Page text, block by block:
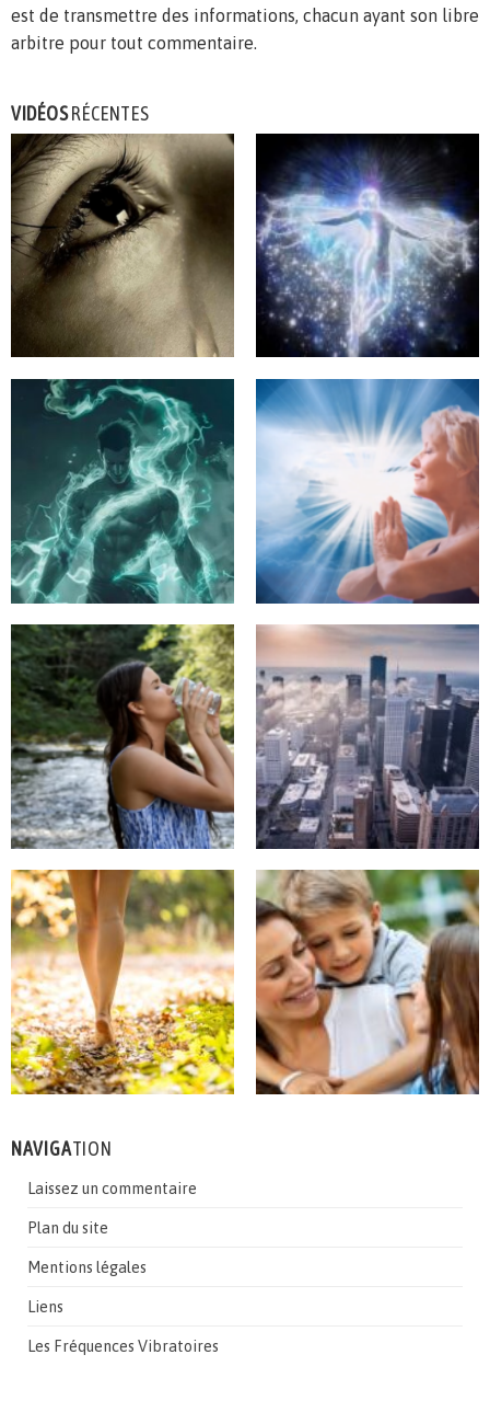
est de transmettre des informations, chacun ayant son libre
arbitre pour tout commentaire.
VIDÉOSRÉCENTES
NAVIGATION
Laissez un commentaire
Plan du site
Mentions légales
Liens
Les Fréquences Vibratoires